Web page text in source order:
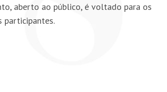
aberto ao público, é voltado para os
participantes.